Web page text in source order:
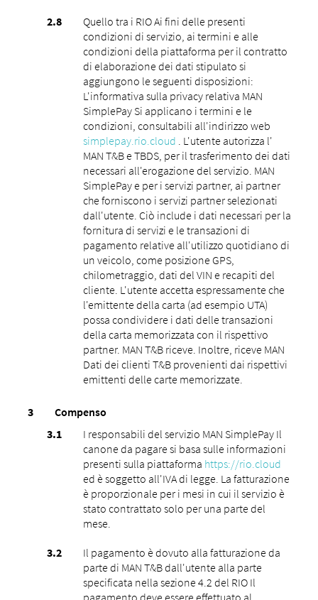
Quello tra i RIO Ai fini delle presenti
condizioni di servizio, ai termini e alle
condizioni della piattaforma per il contratto
di elaborazione dei dati stipulato si
aggiungono le seguenti disposizioni:
L'informativa sulla privacy relativa MAN
SimplePay Si applicano i termini e le
condizioni, consultabili all'indirizzo web
simplepay.rio.cloud . L'utente autorizza l'
MAN T&B e TBDS, per il trasferimento dei dati
necessari all'erogazione del servizio. MAN
SimplePay e per i servizi partner, ai partner
che forniscono i servizi partner selezionati
dall'utente. Ciò include i dati necessari per la
fornitura di servizi e le transazioni di
pagamento relative all'utilizzo quotidiano di
un veicolo, come posizione GPS,
chilometraggio, dati del VIN e recapiti del
cliente. L'utente accetta espressamente che
l'emittente della carta (ad esempio UTA)
possa condividere i dati delle transazioni
della carta memorizzata con il rispettivo
partner. MAN T&B riceve. Inoltre, riceve MAN
Dati dei clienti T&B provenienti dai rispettivi
emittenti delle carte memorizzate.
Compenso
I responsabili del servizio MAN SimplePay Il
canone da pagare si basa sulle informazioni
presenti sulla piattaforma https://rio.cloud
ed è soggetto all'IVA di legge. La fatturazione
è proporzionale per i mesi in cui il servizio è
stato contrattato solo per una parte del
mese.
Il pagamento è dovuto alla fatturazione da
parte di MAN T&B dall'utente alla parte
specificata nella sezione 4.2 del RIO Il
pagamento deve essere effettuato al